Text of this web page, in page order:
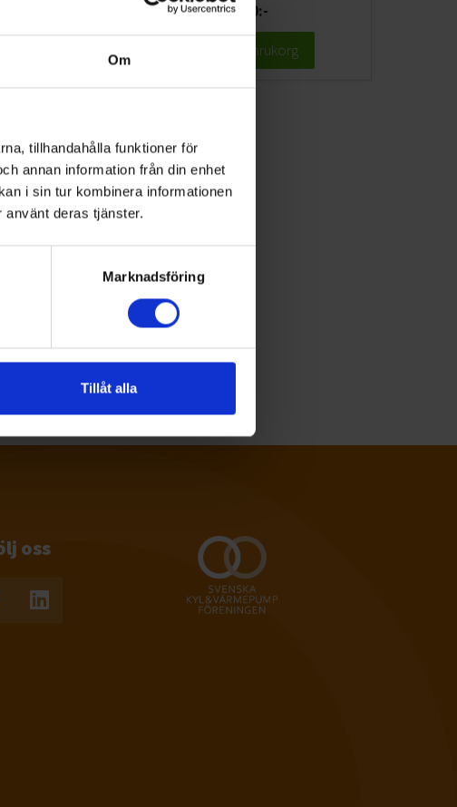
Om
tillhandahålla funktioner för
annan information från din enhet
i sin tur kombinera informationen
använt deras tjänster.
Marknadsföring
Tillåt alla
3.390:-
Lägg till i varukorg
med
(endast
oss